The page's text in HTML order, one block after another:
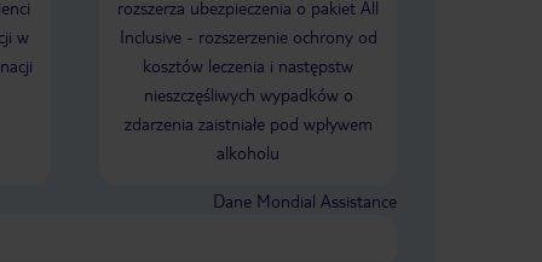
w
rozszerza ubezpieczenia o pakiet All
Inclusive - rozszerzenie ochrony od
kosztów leczenia i następstw
nieszczęśliwych wypadków o
zdarzenia zaistniałe pod wpływem
alkoholu
Dane Mondial Assistance